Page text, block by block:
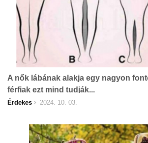
A nők lábának alakja egy nagyon
férfiak ezt mind tudják...
Érdekes 2024. 10. 03.